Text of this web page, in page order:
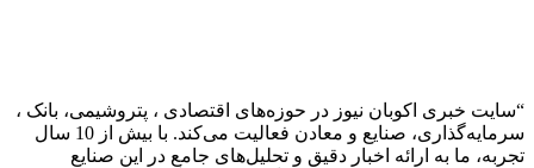
خبری اکوبان نیوز در حوزه‌های اقتصادی ، پتروشیمی، بانک ،
سرمایه‌گذاری، صنایع و معادن فعالیت می‌کند. با بیش از 10 سال
ما به ارائه اخبار دقیق و تحلیل‌های جامع در این صنایع